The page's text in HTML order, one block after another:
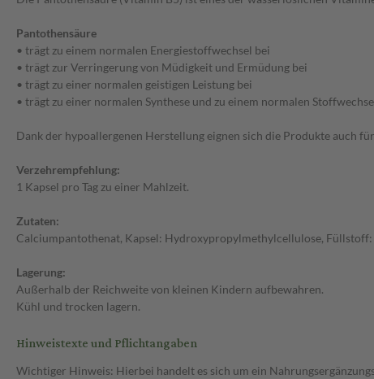
Pantothensäure
• trägt zu einem normalen Energiestoffwechsel bei
• trägt zur Verringerung von Müdigkeit und Ermüdung bei
• trägt zu einer normalen geistigen Leistung bei
• trägt zu einer normalen Synthese und zu einem normalen
Dank der hypoallergenen Herstellung eignen sich die Produkte auch
Verzehrempfehlung:
1 Kapsel pro Tag zu einer Mahlzeit.
Zutaten:
Calciumpantothenat, Kapsel: Hydroxypropylmethylcellulose,
Lagerung:
Außerhalb der Reichweite von kleinen Kindern aufbewahren.
Kühl und trocken lagern.
Hinweistexte und Pflichtangaben
Wichtiger Hinweis: Hierbei handelt es sich um ein